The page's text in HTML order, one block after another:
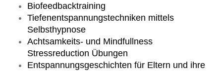
Biofeedbacktraining
Tiefenentspannungstechniken mittels
Selbsthypnose
Achtsamkeits- und Mindfullness
Stressreduction Übungen
Entspannungsgeschichten für Eltern und ihre